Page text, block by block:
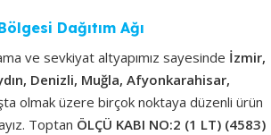
Dağıtım Ağı
ve sevkiyat altyapımız sayesinde İzmir,
Denizli, Muğla, Afyonkarahisar,
olmak üzere birçok noktaya düzenli ürün
Toptan ÖLÇÜ KABI NO:2 (1 LT) (4583)